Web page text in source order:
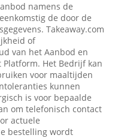
namens de
de door de
Takeaway.com
of
van het Aanbod en
Het Bedrijf kan
voor maaltijden
kunnen
is voor bepaalde
om telefonisch contact
actuele
bestelling wordt